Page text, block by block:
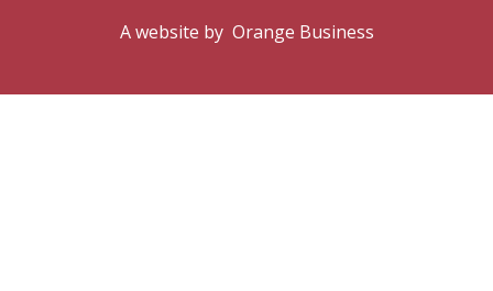
A website by Orange Business